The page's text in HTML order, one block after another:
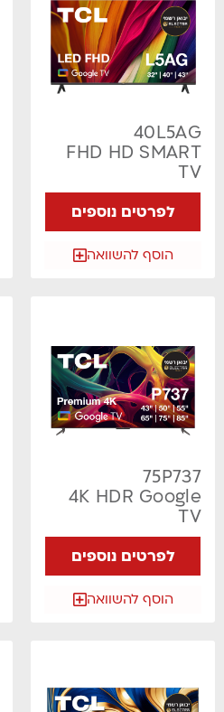
40L5AG
FHD HD SMART
TV
לפרטים נוספים
הוסף להשוואה
75P737
4K HDR Google
TV
לפרטים נוספים
הוסף להשוואה